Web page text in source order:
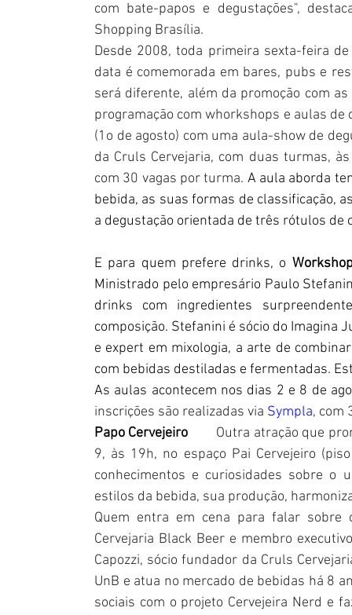
com bate-papos e degustações",
Shopping Brasília.
Desde 2008, toda primeira sexta-feira
data é comemorada em bares, pubs e
será diferente, além da promoção com
programação com whorkshops e aulas
(1o de agosto) com uma aula-show de
da Cruls Cervejaria, com duas turmas,
com 30 vagas por turma. A aula aborda
bebida, as suas formas de classificação,
a degustação orientada de três rótulos de
E para quem prefere drinks, o
Ministrado pelo empresário Paulo
drinks com ingredientes
composição. Stefanini é sócio do Imagina
e expert em mixologia, a arte de
com bebidas destiladas e fermentadas.
As aulas acontecem nos dias 2 e 8 de
inscrições são realizadas via Sympla, com
Papo Cervejeiro Outra atração que
9, às 19h, no espaço Pai Cervejeiro
conhecimentos e curiosidades sobre o
estilos da bebida, sua produção,
Quem entra em cena para falar sobre
Cervejaria Black Beer e membro
Capozzi, sócio fundador da Cruls
UnB e atua no mercado de bebidas há 8
sociais com o projeto Cervejeira Nerd e